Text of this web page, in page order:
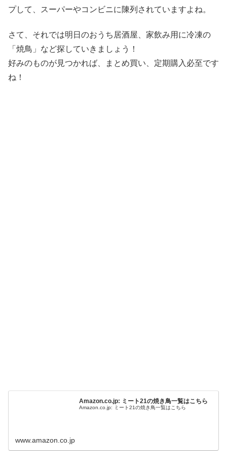
プして、スーパーやコンビニに陳列されていますよね。
さて、それでは明日のおうち居酒屋、家飲み用に冷凍の
「焼鳥」など探していきましょう！
好みのものが見つかれば、まとめ買い、定期購入必至です
ね！
Amazon.co.jp: ミート21の焼き鳥一覧はこちら
Amazon.co.jp: ミート21の焼き鳥一覧はこちら
www.amazon.co.jp